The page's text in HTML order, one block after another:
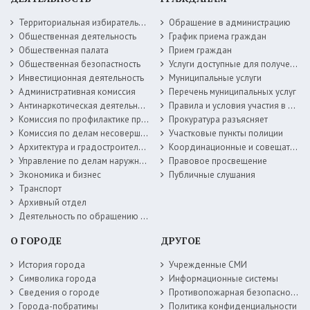
Территориальная избирательная комиссия
Общественная деятельность
Общественная палата
Общественная безопастность
Инвестиционная деятельность
Административная комиссия
Антинаркотическая деятельность
Комиссия по профилактике правонарушений
Комиссия по делам несовершеннолетних
Архитектура и градостроительство
Управление по делам наружной рекламы
Экономика и бизнес
Транспорт
Архивный отдел
Деятельность по обращению с животными без владельцев
Обращение в администрацию
График приема граждан
Прием граждан
Услуги доступные для получения в электронной форме
Муниципальные услуги
Перечень муниципальных услуг
Правила и условия участия в жилищных программах
Прокуратура разъясняет
Участковые пункты полиции
Координационные и совещательные органы
Правовое просвещение
Публичные слушания
О ГОРОДЕ
История города
Символика города
Сведения о городе
Города-побратимы
ДРУГОЕ
Учрежденные СМИ
Информационные системы
Противопожарная безопасность
Политика конфиденциальности